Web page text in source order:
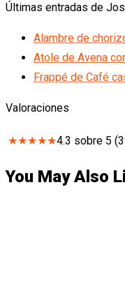
Últimas entradas de
Alambre de
Atole de Avena
Frappé de Café
Valoraciones
★★★★★4.3 sobre 5 (
You May Also